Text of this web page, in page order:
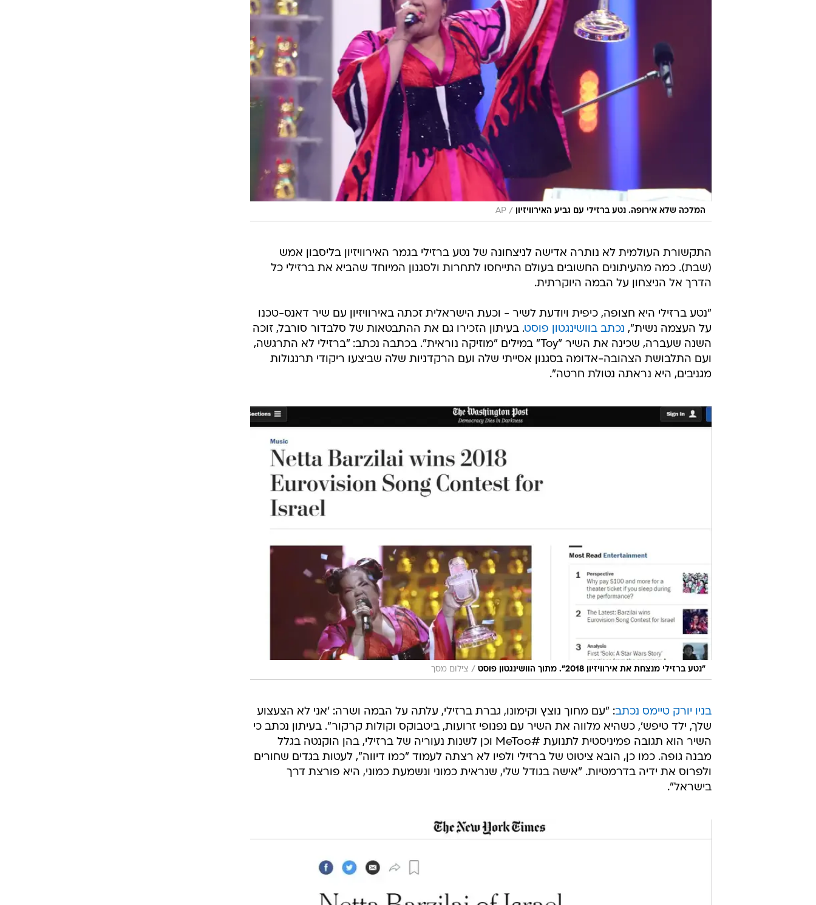
המלכה שלא אירופה. נטע ברזילי עם גביע האירוויזיון /
AP
התקשורת העולמית לא נותרה אדישה לניצחונה של נטע ברזילי בגמר האירוויזיון בליסבון אמש
(שבת). כמה מהעיתונים החשובים בעולם התייחסו לתחרות ולסגנון המיוחד שהביא את ברזילי כל
הדרך אל הניצחון על הבמה היוקרתית.
"נטע ברזילי היא חצופה, כיפית ויודעת לשיר - וכעת הישראלית זכתה באירוויזיון עם שיר דאנס-טכנו
על העצמה נשית", נכתב בוושינגטון פוסט. בעיתון הזכירו גם את ההתבטאות של סלבדור סורבל, זוכה
השנה שעברה, שכינה את השיר "Toy" במילים "מוזיקה נוראית". בכתבה נכתב: "ברזילי לא התרגשה,
ועם התלבושת הצהובה-אדומה בסגנון אסייתי שלה ועם הרקדניות שלה שביצעו ריקודי תרנגולות
מגניבים, היא נראתה נטולת חרטה".
"נטע ברזילי מנצחת את אירוויזיון 2018". מתוך הוושינגטון פוסט / צילום מסך
בניו יורק טיימס נכתב: "עם מחוך נוצץ וקימונו, גברת ברזילי, עלתה על הבמה ושרה: 'אני לא הצעצוע
שלך, ילד טיפש', כשהיא מלווה את השיר עם נפנופי זרועות, ביטבוקס וקולות קרקור". בעיתון נכתב כי
השיר הוא תגובה פמיניסטית לתנועת #MeToo וכן לשנות נעוריה של ברזילי, בהן הוקנטה בגלל
מבנה גופה. כמו כן, הובא ציטוט של ברזילי ולפיו לא רצתה לעמוד "כמו דיווה", לעטות בגדים שחורים
ולפרוס את ידיה בדרמטיות. "אישה בגודל שלי, שנראית כמוני ונשמעת כמוני, היא פורצת דרך
בישראל".